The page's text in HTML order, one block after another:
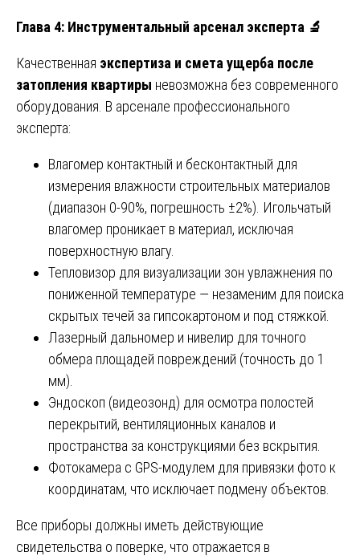
Глава 4: Инструментальный арсенал эксперта 🔬
Качественная экспертиза и смета ущерба после
затопления квартиры невозможна без современного
оборудования. В арсенале профессионального
эксперта:
Влагомер контактный и бесконтактный для
измерения влажности строительных материалов
(диапазон 0-90%, погрешность ±2%). Игольчатый
влагомер проникает в материал, исключая
поверхностную влагу.
Тепловизор для визуализации зон увлажнения по
пониженной температуре — незаменим для поиска
скрытых течей за гипсокартоном и под стяжкой.
Лазерный дальномер и нивелир для точного
обмера площадей повреждений (точность до 1
мм).
Эндоскоп (видеозонд) для осмотра полостей
перекрытий, вентиляционных каналов и
пространства за конструкциями без вскрытия.
Фотокамера с GPS-модулем для привязки фото к
координатам, что исключает подмену объектов.
Все приборы должны иметь действующие
свидетельства о поверке, что отражается в